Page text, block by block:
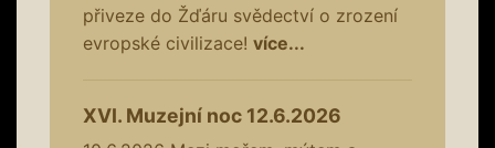
přiveze do Žďáru svědectví o zrození
evropské civilizace! více...
XVI. Muzejní noc 12.6.2026